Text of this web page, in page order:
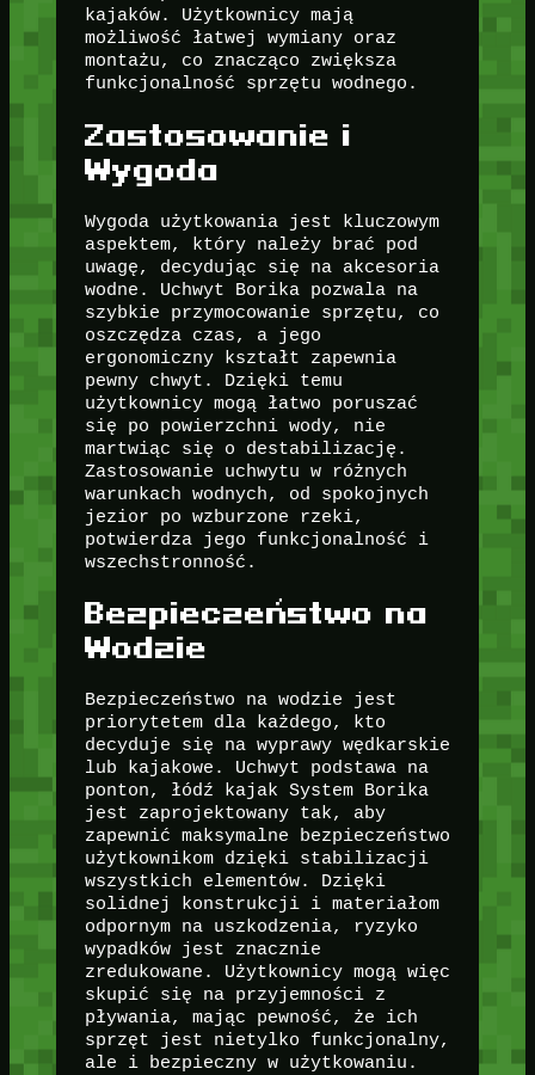
kajaków. Użytkownicy mają
możliwość łatwej wymiany oraz
montażu, co znacząco zwiększa
funkcjonalność sprzętu wodnego.
Zastosowanie i
Wygoda
Wygoda użytkowania jest kluczowym
aspektem, który należy brać pod
uwagę, decydując się na akcesoria
wodne. Uchwyt Borika pozwala na
szybkie przymocowanie sprzętu, co
oszczędza czas, a jego
ergonomiczny kształt zapewnia
pewny chwyt. Dzięki temu
użytkownicy mogą łatwo poruszać
się po powierzchni wody, nie
martwiąc się o destabilizację.
Zastosowanie uchwytu w różnych
warunkach wodnych, od spokojnych
jezior po wzburzone rzeki,
potwierdza jego funkcjonalność i
wszechstronność.
Bezpieczeństwo na
Wodzie
Bezpieczeństwo na wodzie jest
priorytetem dla każdego, kto
decyduje się na wyprawy wędkarskie
lub kajakowe. Uchwyt podstawa na
ponton, łódź kajak System Borika
jest zaprojektowany tak, aby
zapewnić maksymalne bezpieczeństwo
użytkownikom dzięki stabilizacji
wszystkich elementów. Dzięki
solidnej konstrukcji i materiałom
odpornym na uszkodzenia, ryzyko
wypadków jest znacznie
zredukowane. Użytkownicy mogą więc
skupić się na przyjemności z
pływania, mając pewność, że ich
sprzęt jest nietylko funkcjonalny,
ale i bezpieczny w użytkowaniu.